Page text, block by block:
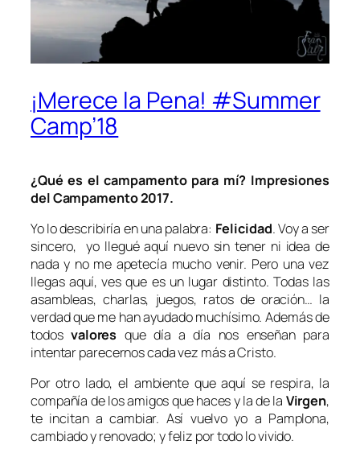
¡Merece la Pena! #Summer
Camp’18
¿Qué es el campamento para mí? Impresiones
del Campamento 2017.
Yo lo describiría en una palabra: Felicidad. Voy a ser
sincero, yo llegué aquí nuevo sin tener ni idea de
nada y no me apetecía mucho venir. Pero una vez
llegas aquí, ves que es un lugar distinto. Todas las
asambleas, charlas, juegos, ratos de oración… la
verdad que me han ayudado muchísimo. Además de
todos valores que día a día nos enseñan para
intentar parecernos cada vez más a Cristo.
Por otro lado, el ambiente que aquí se respira, la
compañía de los amigos que haces y la de la Virgen,
te incitan a cambiar. Así vuelvo yo a Pamplona,
cambiado y renovado; y feliz por todo lo vivido.